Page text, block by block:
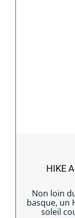
HIKE
Non loin
basque, un
soleil